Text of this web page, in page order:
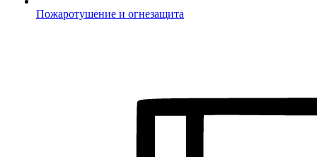
Пожаротушение и огнезащита